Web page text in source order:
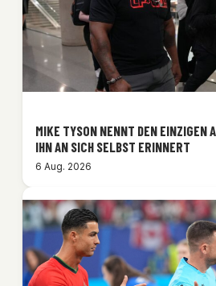
MIKE TYSON NENNT DEN EINZIGEN
IHN AN SICH SELBST ERINNERT
6 Aug. 2026